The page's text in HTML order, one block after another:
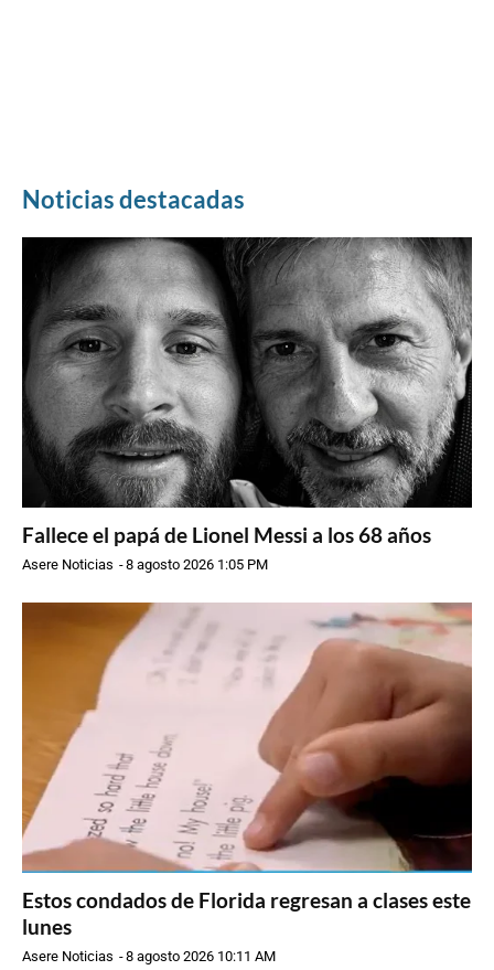
Noticias destacadas
Fallece el papá de Lionel Messi a los 68 años
Asere Noticias -8 agosto 2026 1:05 PM
Estos condados de Florida regresan a clases este
lunes
Asere Noticias -8 agosto 2026 10:11 AM